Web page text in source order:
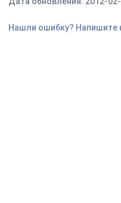
Нашли ошибку? Напишите